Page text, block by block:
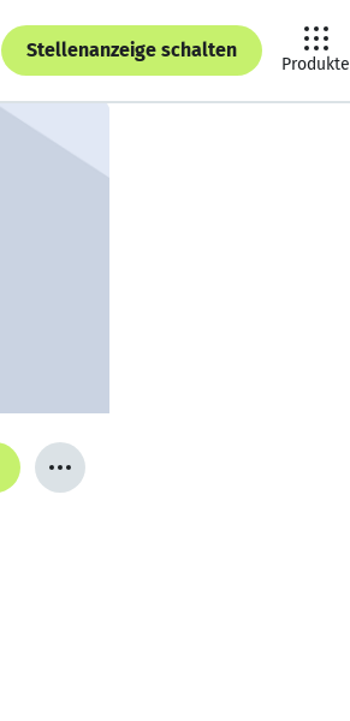
Stellenanzeige schalten
Produkte